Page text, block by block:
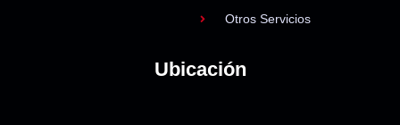
Otros Servicios
Ubicación